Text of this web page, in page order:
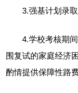
3.强基计划录
4.学校考核期
围复试的家庭经济
酌情提供保障性路